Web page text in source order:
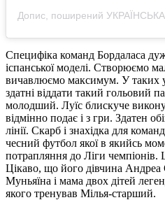
Специфіка команд Бордаласа
іспанської моделі. Створюємо
вичавлюємо максимум. У таких
здатні віддати такий гольовий
молодший. Луїс блискуче
відмінно подає і з гри. Здатен
лінії. Скарб і знахідка для
чесний футбол якої в якийсь
потрапляння до Ліги
Цікаво, що його дівчина
Муньяїна і мама двох дітей
якого тренував Мілья-старший.